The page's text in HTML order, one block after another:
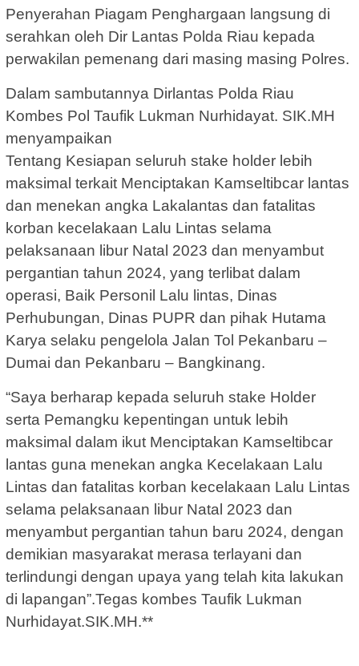
Penyerahan Piagam Penghargaan langsung di
serahkan oleh Dir Lantas Polda Riau kepada
perwakilan pemenang dari masing masing Polres.
Dalam sambutannya Dirlantas Polda Riau
Kombes Pol Taufik Lukman Nurhidayat. SIK.MH
menyampaikan
Tentang Kesiapan seluruh stake holder lebih
maksimal terkait Menciptakan Kamseltibcar lantas
dan menekan angka Lakalantas dan fatalitas
korban kecelakaan Lalu Lintas selama
pelaksanaan libur Natal 2023 dan menyambut
pergantian tahun 2024, yang terlibat dalam
operasi, Baik Personil Lalu lintas, Dinas
Perhubungan, Dinas PUPR dan pihak Hutama
Karya selaku pengelola Jalan Tol Pekanbaru –
Dumai dan Pekanbaru – Bangkinang.
“Saya berharap kepada seluruh stake Holder
serta Pemangku kepentingan untuk lebih
maksimal dalam ikut Menciptakan Kamseltibcar
lantas guna menekan angka Kecelakaan Lalu
Lintas dan fatalitas korban kecelakaan Lalu Lintas
selama pelaksanaan libur Natal 2023 dan
menyambut pergantian tahun baru 2024, dengan
demikian masyarakat merasa terlayani dan
terlindungi dengan upaya yang telah kita lakukan
di lapangan”.Tegas kombes Taufik Lukman
Nurhidayat.SIK.MH.**